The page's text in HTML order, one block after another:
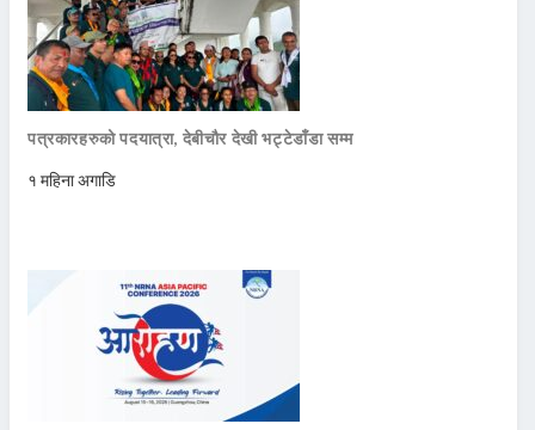
पत्रकारहरुको पदयात्रा, देबीचौर देखी भट्टेडाँडा सम्म
१ महिना अगाडि